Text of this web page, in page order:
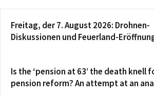
Freitag, der 7. August 2026: Drohnen-
Diskussionen und Feuerland-
Is the ‘pension at 63’ the death knell
pension reform? An attempt at an